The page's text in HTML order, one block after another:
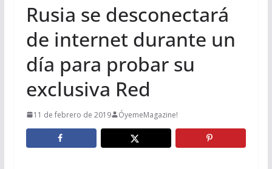
Rusia se desconectará
de internet durante un
día para probar su
exclusiva Red
11 de febrero de 2019 ÓyemeMagazine!